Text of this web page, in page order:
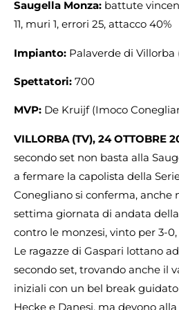
Saugella Monza: battute
11, muri 1, errori 25, attacco 40%
Impianto: Palaverde di Villorba
Spettatori: 700
MVP: De Kruijf (Imoco
VILLORBA (TV), 24 OTTOBRE
secondo set non basta alla
a fermare la capolista della
Conegliano si conferma, anche
settima giornata di andata
contro le monzesi, vinto per 3-
Le ragazze di Gaspari lottano
secondo set, trovando anche il
iniziali con un bel break guidato
Hecke e Danesi, ma devono